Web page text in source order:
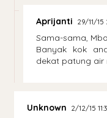
Aprijanti 29/11/15
Sama-sama,
Banyak kok
dekat patung air
Unknown 2/12/15